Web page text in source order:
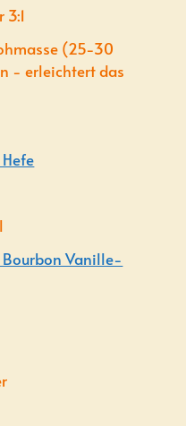
3:1
(25-30
- erleichtert das
Hefe
Bourbon Vanille-